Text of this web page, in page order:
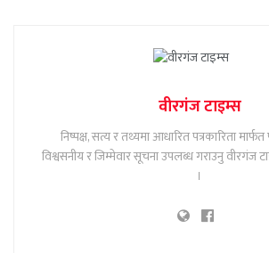
वीरगंज टाइम्स
निष्पक्ष, सत्य र तथ्यमा आधारित पत्रकारिता
विश्वसनीय र जिम्मेवार सूचना उपलब्ध गराउनु वीरगंज
।